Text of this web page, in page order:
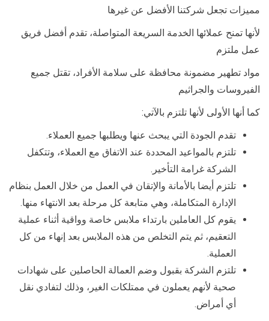
مميزات تجعل شركتنا الأفضل عن غيرها
لأنها تمنح عملائها الخدمة السريعة المتواصلة، تقدم أفضل فريق
عمل ملتزم
مواد تطهير مضمونة محافظة على سلامة الأفراد، تقتل جميع
الفيروسات والجراثيم
كما أنها الأولى لأنها تلتزم بالآتي:
تقدم الجودة التي يبحث عنها ويطلبها جميع العملاء.
تلتزم بالمواعيد المحددة عند الاتفاق مع العملاء، وتتكفل
الشركة غرامة التأخير.
تلتزم أيضا بالأمانة والإتقان في العمل من خلال العمل بنظام
الإدارة المتكاملة، وهي متابعة كل مرحلة بعد الانتهاء منها.
يقوم كل العاملين بارتداء ملابس خاصة وواقية أثناء عملية
التعقيم، ثم يتم التخلص من هذه الملابس بعد إنهاء من كل
العملية.
تلتزم الشركة بقبول وضم العمالة الحاصلين على شهادات
صحية لأنهم يعملون في ممتلكات الغير، وذلك لتفادي نقل
أي أمراض.